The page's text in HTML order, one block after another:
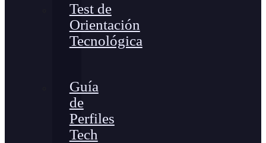
Test de
Orientación
Tecnológica
Guía
de
Perfiles
Tech